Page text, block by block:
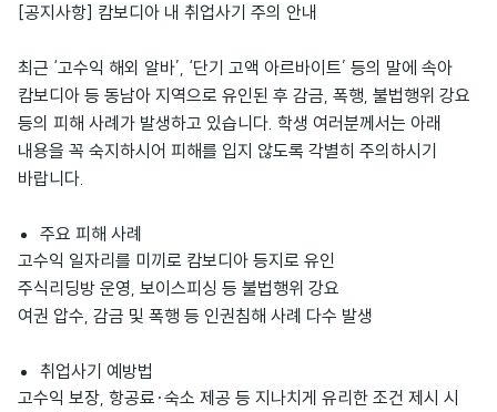
[공지사항] 캄보디아 내 취업사기 주의 안내
최근 ‘고수익 해외 알바’, ‘단기 고액 아르바이트’ 등의 말에 속아
캄보디아 등 동남아 지역으로 유인된 후 감금, 폭행, 불법행위 강요
등의 피해 사례가 발생하고 있습니다. 학생 여러분께서는 아래
내용을 꼭 숙지하시어 피해를 입지 않도록 각별히 주의하시기
바랍니다.
주요 피해 사례
고수익 일자리를 미끼로 캄보디아 등지로 유인
주식리딩방 운영, 보이스피싱 등 불법행위 강요
여권 압수, 감금 및 폭행 등 인권침해 사례 다수 발생
취업사기 예방법
고수익 보장, 항공료·숙소 제공 등 지나치게 유리한 조건 제시 시